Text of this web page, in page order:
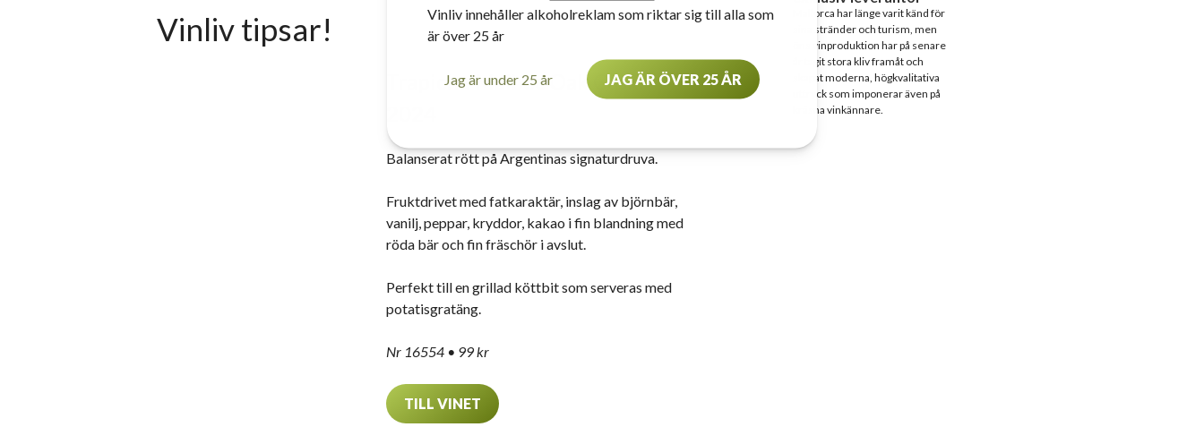
Vinliv tipsar!
Trapiche Malbec Oak Cask,
Balanserat rött på Argentinas signaturdruva.
Fruktdrivet med fatkaraktär, inslag av björnbär,
vanilj, peppar, kryddor, kakao i fin blandning med
röda bär och fin fräschör i avslut.
Perfekt till en grillad köttbit som serveras med
potatisgratäng.
Nr 16554 • 99 kr
TILL VINET
Mallorca har länge varit känd för
sina stränder och turism, men
öns vinproduktion har på senare
år tagit stora kliv framåt och
skapat moderna, högkvalitativa
uttryck som imponerar även på
kräsna vinkännare.
Vinliv innehåller alkoholreklam som riktar sig till alla som
är över 25 år
Jag är under 25 år JAG ÄR ÖVER 25 ÅR